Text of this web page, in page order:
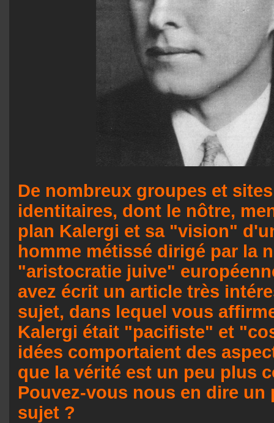
De nombreux groupes et
identitaires, dont le nôtre,
plan Kalergi et sa "vision"
homme métissé dirigé par la
"aristocratie juive"
avez écrit un article très
sujet, dans lequel vous
Kalergi était "pacifiste" et
idées comportaient des
que la vérité est un peu plus
Pouvez-vous nous en dire un
sujet ?